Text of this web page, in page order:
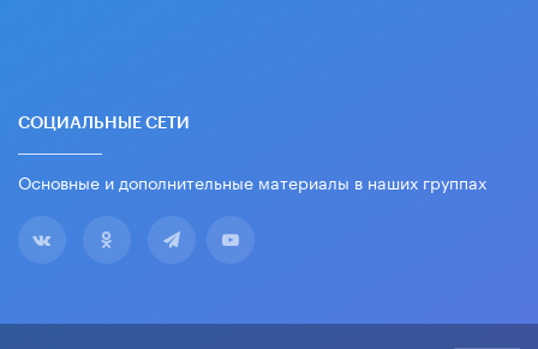
СОЦИАЛЬНЫЕ СЕТИ
Основные и дополнительные материалы в наших группах